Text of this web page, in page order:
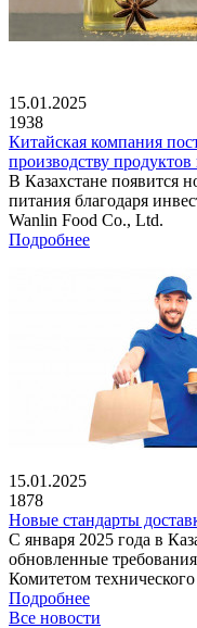
15.01.2025
1938
Китайская компания
производству
В Казахстане появится
питания благодаря
Wanlin Food Co., Ltd.
Подробнее
15.01.2025
1878
Новые стандарты
С января 2025 года в
обновленные
Комитетом
Подробнее
Все новости